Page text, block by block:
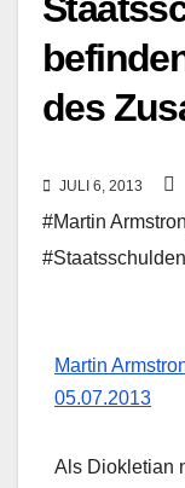
des
JULI 6, 2013
#Martin
Martin
05.07.2013
Als Diokletian